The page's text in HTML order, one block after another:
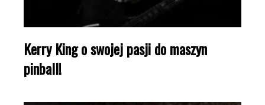
Kerry King o swojej pasji do maszyn
pinball!